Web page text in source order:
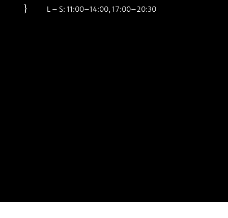
} L – S: 11:00–14:00, 17:00–20:30